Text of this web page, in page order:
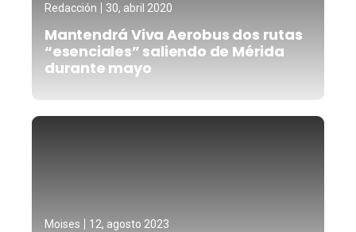
Redacción 30, abril 2020
Mantendrá Viva Aerobus dos rutas
“esenciales” saliendo de Mérida
durante mayo
Moises 12, agosto 2023